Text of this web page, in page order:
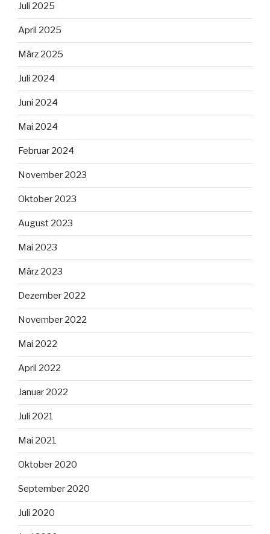
Juli 2025
April 2025
März 2025
Juli 2024
Juni 2024
Mai 2024
Februar 2024
November 2023
Oktober 2023
August 2023
Mai 2023
März 2023
Dezember 2022
November 2022
Mai 2022
April 2022
Januar 2022
Juli 2021
Mai 2021
Oktober 2020
September 2020
Juli 2020